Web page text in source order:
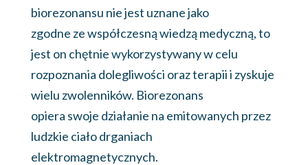
biorezonansu nie jest uznane jako
zgodne ze współczesną wiedzą medyczną, to
jest on chętnie wykorzystywany w celu
rozpoznania dolegliwości oraz terapii i zyskuje
wielu zwolenników. Biorezonans
opiera swoje działanie na emitowanych przez
ludzkie ciało drganiach
elektromagnetycznych.